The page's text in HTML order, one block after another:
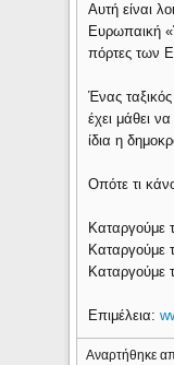
Αυτή είναι
Ευρωπαική
πόρτες των
Ένας
έχει μάθει
ίδια η
Οπότε τι
Καταργούμε
Καταργούμε
Καταργούμε
Επιμέλεια:
Αναρτήθηκε